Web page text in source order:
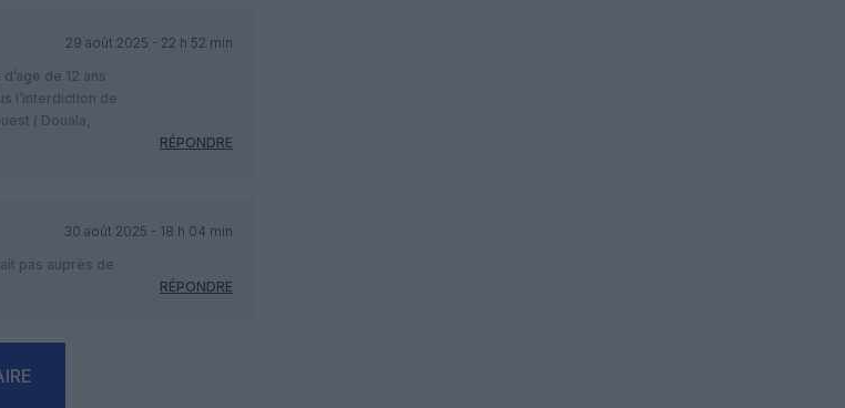
29 août 2025 - 22 h 52 min
de 12 ans
l’interdiction de
( Douala,
RÉPONDRE
30 août 2025 - 18 h 04 min
pas auprès de
RÉPONDRE